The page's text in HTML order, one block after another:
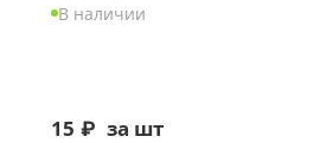
В наличии
15 ₽ за шт